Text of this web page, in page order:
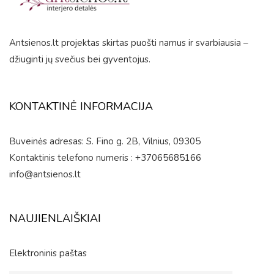
Antsienos.lt projektas skirtas puošti namus ir svarbiausia –
džiuginti jų svečius bei gyventojus.
KONTAKTINĖ INFORMACIJA
Buveinės adresas: S. Fino g. 2B, Vilnius, 09305
Kontaktinis telefono numeris : +37065685166
info@antsienos.lt
NAUJIENLAIŠKIAI
Elektroninis paštas